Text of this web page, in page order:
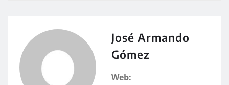
José Armando
Gómez
Web: